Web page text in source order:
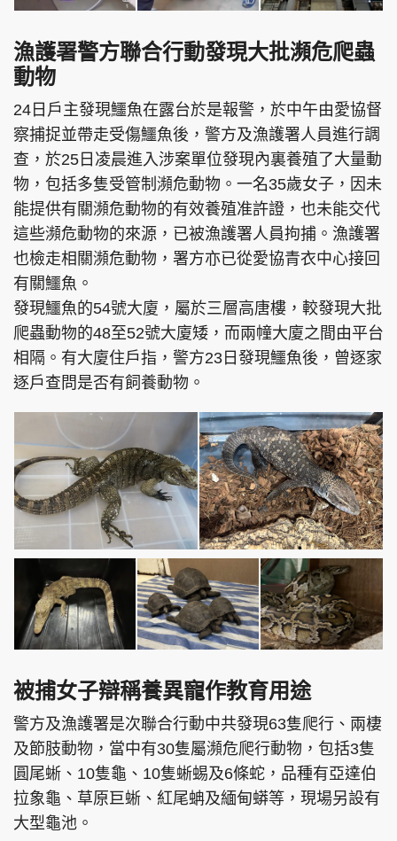
漁護署警方聯合行動發現大批瀕危爬蟲
動物
24日戶主發現鱷魚在露台於是報警，於中午由愛協督
察捕捉並帶走受傷鱷魚後，警方及漁護署人員進行調
查，於25日凌晨進入涉案單位發現內裏養殖了大量動
物，包括多隻受管制瀕危動物。一名35歲女子，因未
能提供有關瀕危動物的有效養殖准許證，也未能交代
這些瀕危動物的來源，已被漁護署人員拘捕。漁護署
也檢走相關瀕危動物，署方亦已從愛協青衣中心接回
有關鱷魚。
發現鱷魚的54號大廈，屬於三層高唐樓，較發現大批
爬蟲動物的48至52號大廈矮，而兩幢大廈之間由平台
相隔。有大廈住戶指，警方23日發現鱷魚後，曾逐家
逐戶查問是否有飼養動物。
被捕女子辯稱養異寵作教育用途
警方及漁護署是次聯合行動中共發現63隻爬行、兩棲
及節肢動物，當中有30隻屬瀕危爬行動物，包括3隻
圓尾蜥、10隻龜、10隻蜥蜴及6條蛇，品種有亞達伯
拉象龜、草原巨蜥、紅尾蚺及緬甸蟒等，現場另設有
大型龜池。